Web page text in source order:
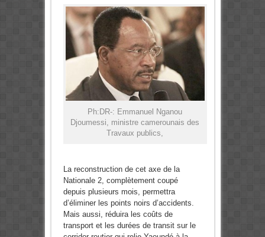
Ph:DR-: Emmanuel Nganou
Djoumessi, ministre camerounais des
Travaux publics,
La reconstruction de cet axe de la
Nationale 2, complètement coupé
depuis plusieurs mois, permettra
d’éliminer les points noirs d’accidents.
Mais aussi, réduira les coûts de
transport et les durées de transit sur le